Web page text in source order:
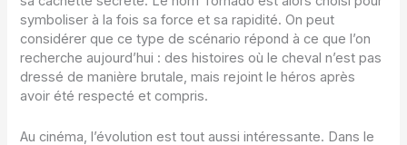
symboliser à la fois sa force et sa rapidité. On peut
considérer que ce type de scénario répond à ce que l’on
recherche aujourd’hui : des histoires où le cheval n’est pas
dressé de manière brutale, mais rejoint le héros après
avoir été respecté et compris.
Au cinéma, l’évolution est tout aussi intéressante. Dans le